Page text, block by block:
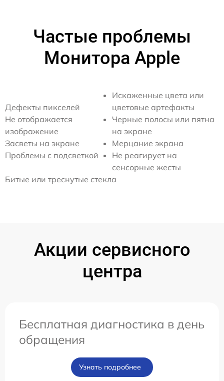
Частые проблемы
Монитора Apple
Дефекты пикселей
Не отображается
изображение
Засветы на экране
Проблемы с подсветкой
Искаженные цвета или
цветовые артефакты
Черные полосы или пятна
на экране
Мерцание экрана
Не реагирует на
сенсорные жесты
Битые или треснутые стекла
Акции сервисного
центра
Бесплатная диагностика в день
обращения
Узнать подробнее